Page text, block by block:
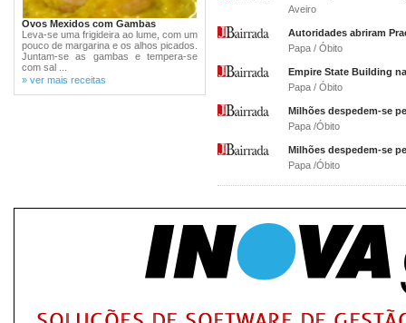
Ovos Mexidos com Gambas
Leva-se uma frigideira ao lume, com um
pouco de margarina e os alhos picados.
Juntam-se as gambas e tempera-se
com sal ...
» ver mais receitas
Aveiro
Autoridades abriram
Papa / Óbito
Empire State Building
Papa / Óbito
Milhões despedem-se
Papa /Óbito
Milhões despedem-se
Papa /Óbito